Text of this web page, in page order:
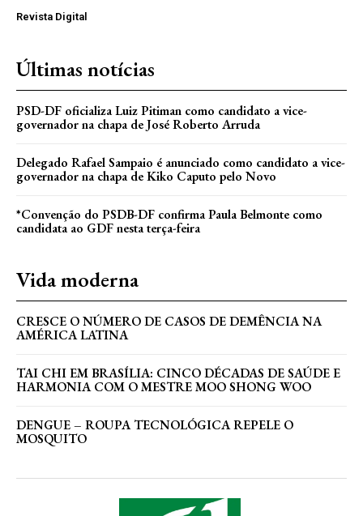
Revista Digital
Últimas notícias
PSD-DF oficializa Luiz Pitiman como candidato a vice-
governador na chapa de José Roberto Arruda
Delegado Rafael Sampaio é anunciado como candidato a vice-
governador na chapa de Kiko Caputo pelo Novo
*Convenção do PSDB-DF confirma Paula Belmonte como
candidata ao GDF nesta terça-feira
Vida moderna
CRESCE O NÚMERO DE CASOS DE DEMÊNCIA NA
AMÉRICA LATINA
TAI CHI EM BRASÍLIA: CINCO DÉCADAS DE SAÚDE E
HARMONIA COM O MESTRE MOO SHONG WOO
DENGUE – ROUPA TECNOLÓGICA REPELE O
MOSQUITO